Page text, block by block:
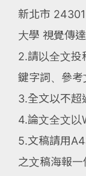
新北市
大學 視覺傳
2.請以全文投
鍵字詞、參考
3.全文以不超
4.論文全文以
5.文稿請用
之文稿海報一